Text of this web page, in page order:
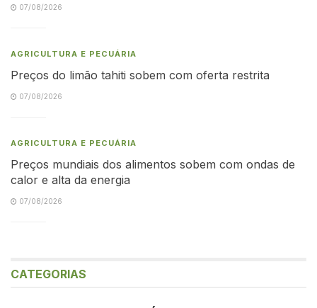
07/08/2026
AGRICULTURA E PECUÁRIA
Preços do limão tahiti sobem com oferta restrita
07/08/2026
AGRICULTURA E PECUÁRIA
Preços mundiais dos alimentos sobem com ondas de
calor e alta da energia
07/08/2026
CATEGORIAS